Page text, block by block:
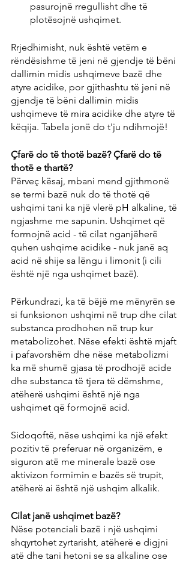
pasurojnë rregullisht dhe të
plotësojnë ushqimet.
Rrjedhimisht, nuk është vetëm e
rëndësishme të jeni në gjendje të bëni
dallimin midis ushqimeve bazë dhe
atyre acidike, por gjithashtu të jeni në
gjendje të bëni dallimin midis
ushqimeve të mira acidike dhe atyre të
këqija. Tabela jonë do t'ju ndihmojë!
Çfarë do të thotë bazë? Çfarë do të
thotë e thartë?
Përveç kësaj, mbani mend gjithmonë
se termi bazë nuk do të thotë që
ushqimi tani ka një vlerë pH alkaline, të
ngjashme me sapunin. Ushqimet që
formojnë acid - të cilat nganjëherë
quhen ushqime acidike - nuk janë aq
acid në shije sa lëngu i limonit (i cili
është një nga ushqimet bazë).
Përkundrazi, ka të bëjë me mënyrën se
si funksionon ushqimi në trup dhe cilat
substanca prodhohen në trup kur
metabolizohet. Nëse efekti është mjaft
i pafavorshëm dhe nëse metabolizmi
ka më shumë gjasa të prodhojë acide
dhe substanca të tjera të dëmshme,
atëherë ushqimi është një nga
ushqimet që formojnë acid.
Sidoqoftë, nëse ushqimi ka një efekt
pozitiv të preferuar në organizëm, e
siguron atë me minerale bazë ose
aktivizon formimin e bazës së trupit,
atëherë ai është një ushqim alkalik.
Cilat janë ushqimet bazë?
Nëse potenciali bazë i një ushqimi
shqyrtohet zyrtarisht, atëherë e digjni
atë dhe tani hetoni se sa alkaline ose